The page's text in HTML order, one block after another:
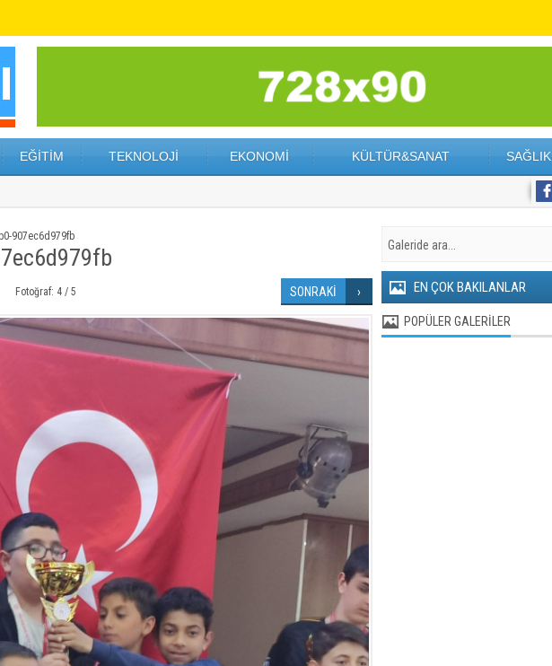
EĞİTİM TEKNOLOJİ EKONOMİ KÜLTÜR&SANAT SAĞLIK
907ec6d979fb
Fotoğraf: 4 / 5 SONRAKİ EN ÇOK BAKILANLAR
POPÜLER GALERİLER